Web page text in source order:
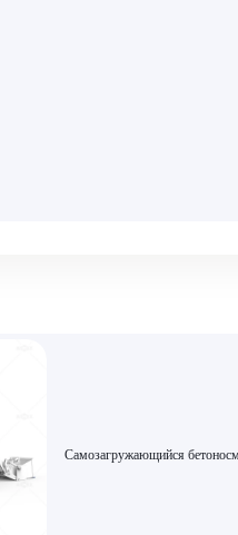
Самозагружающийся